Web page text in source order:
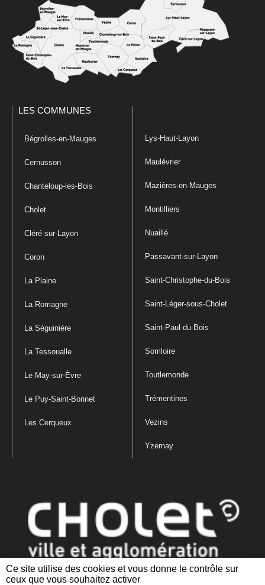
Ce site utilise des cookies et vous donne le contrôle sur
ceux que vous souhaitez activer
LES COMMUNES
Bégrolles-en-Mauges
Cernusson
Chanteloup-les-Bois
Cholet
Cléré-sur-Layon
Coron
La Plaine
La Romagne
La Séguinière
La Tessoualle
Le May-sur-Èvre
Le Puy-Saint-Bonnet
Les Cerqueux
Lys-Haut-Layon
Maulévrier
Mazières-en-Mauges
Montilliers
Nuaillé
Passavant-sur-Layon
Saint-Christophe-du-Bois
Saint-Léger-sous-Cholet
Saint-Paul-du-Bois
Somloire
Toutlemonde
Trémentines
Vezins
Yzernay